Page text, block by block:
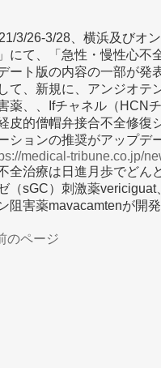
3/26-3/28、横浜及びオ
にて、「急性・慢性心不
ート版の内容の一部が発
て、新規に、アンジオテ
薬、、Ifチャネル（HCN
皮的僧帽弁接合不全修復
ションの推奨がアップデ
medical-tribune.co.jp/
全治療は日進月歩でどん
（sGC）刺激薬
阻害薬mavacamtenが開
のページ